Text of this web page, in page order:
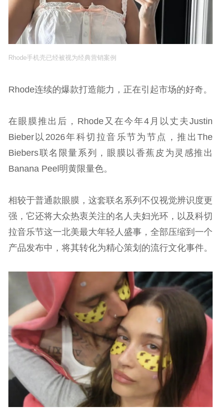
Rhode手机壳已经被视为经典营销案例
Rhode连续的爆款打造能力，正在引起市场的好奇。
在眼膜推出后，Rhode又在今年4月以丈夫Justin
Bieber以2026年科切拉音乐节为节点，推出The
Biebers联名限量系列，眼膜以香蕉皮为灵感推出
Banana Peel明黄限量色。
相较于普通款眼膜，这套联名系列不仅视觉辨识度更
强，它还将大众热衷关注的名人夫妇光环，以及科切
拉音乐节这一北美最大年轻人盛事，全部压缩到一个
产品发布中，将其转化为精心策划的流行文化事件。